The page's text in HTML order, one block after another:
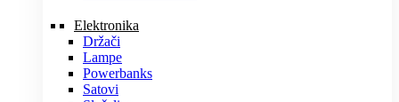
Elektronika
Držači
Lampe
Powerbanks
Satovi